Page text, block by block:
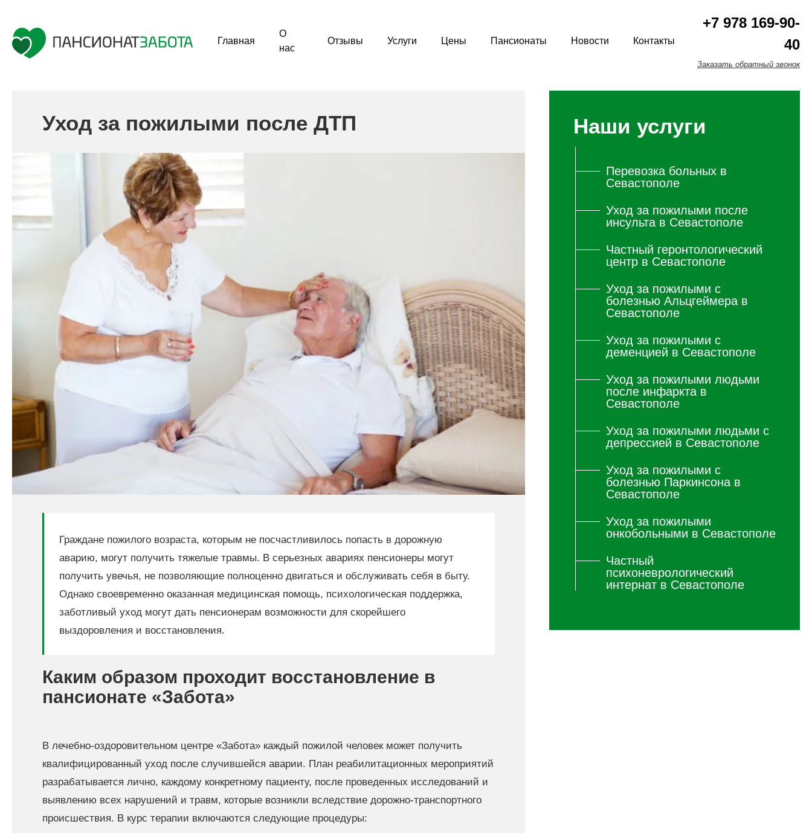
Главная
О
нас
Отзывы Услуги Цены Пансионаты Новости Контакты
+7 978 169-90-
40
Заказать обратный звонок
Уход за пожилыми после ДТП
Граждане пожилого возраста, которым не посчастливилось попасть в дорожную
аварию, могут получить тяжелые травмы. В серьезных авариях пенсионеры могут
получить увечья, не позволяющие полноценно двигаться и обслуживать себя в быту.
Однако своевременно оказанная медицинская помощь, психологическая поддержка,
заботливый уход могут дать пенсионерам возможности для скорейшего
выздоровления и восстановления.
Каким образом проходит восстановление в
пансионате «Забота»
В лечебно-оздоровительном центре «Забота» каждый пожилой человек может получить
квалифицированный уход после случившейся аварии. План реабилитационных мероприятий
разрабатывается лично, каждому конкретному пациенту, после проведенных исследований и
выявлению всех нарушений и травм, которые возникли вследствие дорожно-транспортного
происшествия. В курс терапии включаются следующие процедуры:
Наши услуги
Перевозка больных в
Севастополе
Уход за пожилыми после
инсульта в Севастополе
Частный геронтологический
центр в Севастополе
Уход за пожилыми с
болезнью Альцгеймера в
Севастополе
Уход за пожилыми с
деменцией в Севастополе
Уход за пожилыми людьми
после инфаркта в
Севастополе
Уход за пожилыми людьми с
депрессией в Севастополе
Уход за пожилыми с
болезнью Паркинсона в
Севастополе
Уход за пожилыми
онкобольными в Севастополе
Частный
психоневрологический
интернат в Севастополе